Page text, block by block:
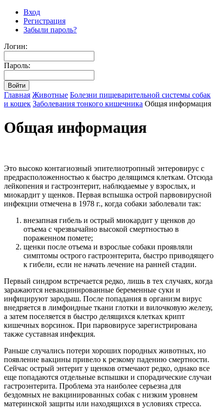
Вход
Регистрация
Забыли пароль?
Логин:
Пароль:
Главная Животные Болезни пищеварительной системы собак
и кошек Заболевания тонкого кишечника Общая информация
Общая информация
Это высоко контагиозный эпителиотропный энтеровирус с
предрасположенностью к быстро делящимся клеткам. Отсюда
лейкопения и гастроэнтерит, наблюдаемые у взрослых, и
миокардит у щенков. Первая вспышка острой парвовирусной
инфекции отмечена в 1978 г., когда собаки заболевали так:
внезапная гибель и острый миокардит у щенков до
отъема с чрезвычайно высокой смертностью в
пораженном помете;
щенки после отъема и взрослые собаки проявляли
симптомы острого гастроэнтерита, быстро приводящего
к гибели, если не начать лечение на ранней стадии.
Первый синдром встречается редко, лишь в тех случаях, когда
заражаются невакцинированные беременные суки и
инфицируют зародыш. После попадания в организм вирус
внедряется в лимфоидные ткани глотки и вилочковую железу,
а затем поселяется в быстро делящихся клетках крипт
кишечных ворсинок. При парвовирусе зарегистрирована
также суставная инфекция.
Раньше случались потери хороших породных животных, но
появление вакцины привело к резкому падению смертности.
Сейчас острый энтерит у щенков отмечают редко, однако все
еще попадаются отдельные вспышки и спорадические случаи
гастроэнтерита. Проблема эта наиболее серьезна для
бездомных не вакцинированных собак с низким уровнем
материнской защиты или находящихся в условиях стресса.